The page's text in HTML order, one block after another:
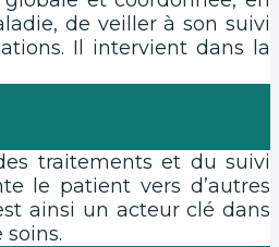
de veiller à son suivi
Il intervient dans la
traitements et du suivi
le patient vers d’autres
ainsi un acteur clé dans